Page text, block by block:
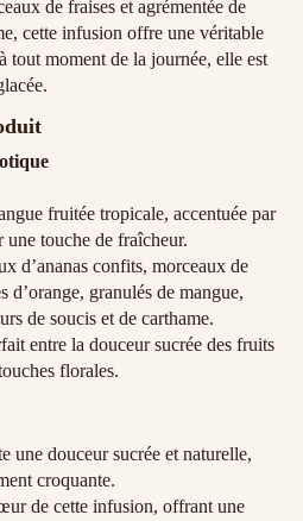
de fraises et agrémentée de
cette infusion offre une véritable
tout moment de la journée, elle est
fruitée tropicale, accentuée par
une touche de fraîcheur.
d’ananas confits, morceaux de
d’orange, granulés de mangue,
de soucis et de carthame.
entre la douceur sucrée des fruits
florales.
une douceur sucrée et naturelle,
croquante.
de cette infusion, offrant une